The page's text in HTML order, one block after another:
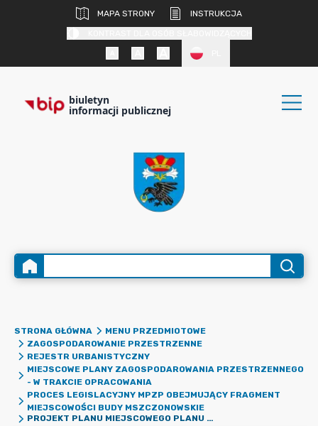
MAPA STRONY
INSTRUKCJA
biuletyn
informacji publicznej
STRONA GŁÓWNA
MENU PRZEDMIOTOWE
ZAGOSPODAROWANIE PRZESTRZENNE
REJESTR URBANISTYCZNY
MIEJSCOWE PLANY ZAGOSPODAROWANIA PRZESTRZENNEGO
- W TRAKCIE OPRACOWANIA
PROCES LEGISLACYJNY MPZP OBEJMUJĄCY FRAGMENT
MIEJSCOWOŚCI BUDY MSZCZONOWSKIE
PROJEKT PLANU MIEJSCOWEGO PLANU ZAGOSPODAROWANIA PRZESTRZENNEGO